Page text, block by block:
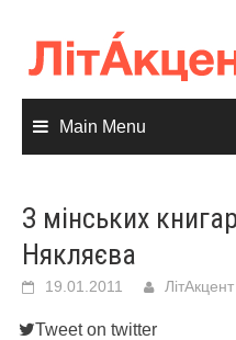
content
Main Menu
З мінських
Някляєва
19.01.2011 ЛітАкцент
Tweet on twitter